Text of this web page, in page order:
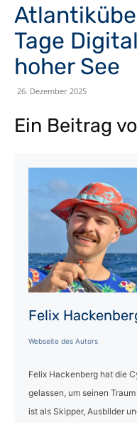
Tage
hoher See
26. Dezember 2025
Ein Beitrag
Felix
Webseite des Autors
Felix Hackenberg hat die
gelassen, um seinen
ist als Skipper, Ausbilder